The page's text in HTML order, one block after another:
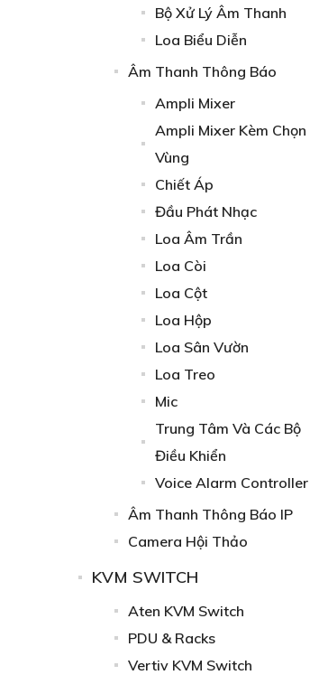
Bộ Xử Lý Âm Thanh
Loa Biểu Diễn
Âm Thanh Thông Báo
Ampli Mixer
Ampli Mixer Kèm Chọn
Vùng
Chiết Áp
Đầu Phát Nhạc
Loa Âm Trần
Loa Còi
Loa Cột
Loa Hộp
Loa Sân Vườn
Loa Treo
Mic
Trung Tâm Và Các Bộ
Điều Khiển
Voice Alarm Controller
Âm Thanh Thông Báo IP
Camera Hội Thảo
KVM SWITCH
Aten KVM Switch
PDU & Racks
Vertiv KVM Switch